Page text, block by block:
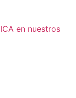
en nuestros